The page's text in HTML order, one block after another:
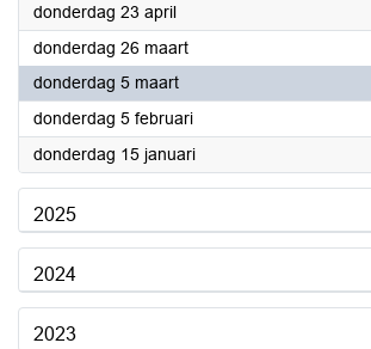
donderdag 23 april2026
donderdag 26 maart2026
donderdag 5 maart2026
donderdag 5 februari2026
donderdag 15 januari2026
2025
2024
2023